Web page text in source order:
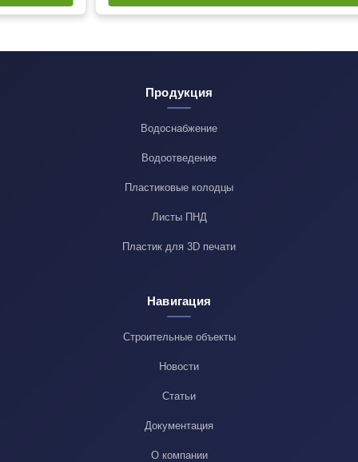
Продукция
Водоснабжение
Водоотведение
Пластиковые колодцы
Листы ПНД
Пластик для 3D печати
Навигация
Строительные объекты
Новости
Статьи
Документация
О компании